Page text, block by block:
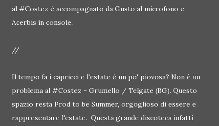
al #Costez è accompagnato da Gusto al microfono e
Acerbis in console.
//
Il tempo fa i capricci e l'estate è un po' piovosa? Non è un
problema al #Costez - Grumello / Telgate (BG). Questo
spazio resta Prod to be Summer, orgoglioso di essere e
rappresentare l'estate. Questa grande discoteca infatti